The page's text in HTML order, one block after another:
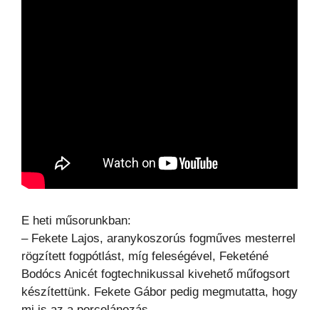
E heti műsorunkban:
– Fekete Lajos, aranykoszorús fogműves mesterrel
rögzített fogpótlást, míg feleségével, Feketéné
Bodócs Anicét fogtechnikussal kivehető műfogsort
készítettünk. Fekete Gábor pedig megmutatta, hogy